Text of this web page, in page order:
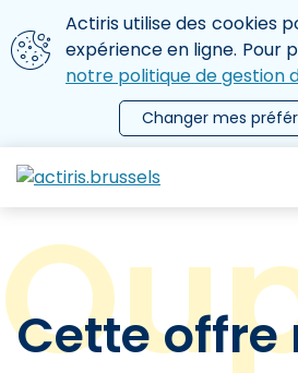
Aller au contenu principal
Nous utilisons des cookies
Actiris utilise des cookies
expérience en ligne. Pour
notre politique de gestion
Changer mes
le menu
Cette offre